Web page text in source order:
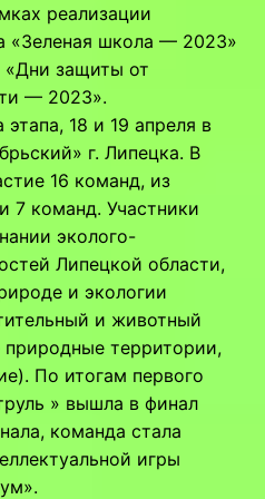
реализации
«Зеленая школа — 2023»
«Дни защиты от
— 2023».
18 и 19 апреля в
г. Липецка. В
16 команд, из
7 команд. Участники
эколого-
Липецкой области,
и экологии
и животный
территории,
По итогам первого
» вышла в финал
команда стала
игры